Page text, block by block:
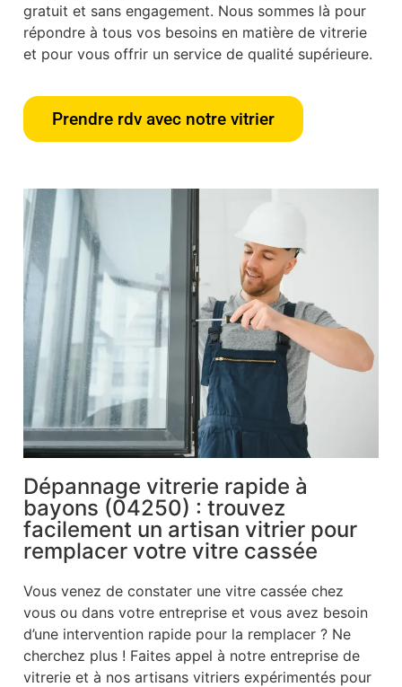
gratuit et sans engagement. Nous sommes là pour
répondre à tous vos besoins en matière de vitrerie
et pour vous offrir un service de qualité supérieure.
Prendre rdv avec notre vitrier
Dépannage vitrerie rapide à
bayons (04250) : trouvez
facilement un artisan vitrier pour
remplacer votre vitre cassée
Vous venez de constater une vitre cassée chez
vous ou dans votre entreprise et vous avez besoin
d’une intervention rapide pour la remplacer ? Ne
cherchez plus ! Faites appel à notre entreprise de
vitrerie et à nos artisans vitriers expérimentés pour